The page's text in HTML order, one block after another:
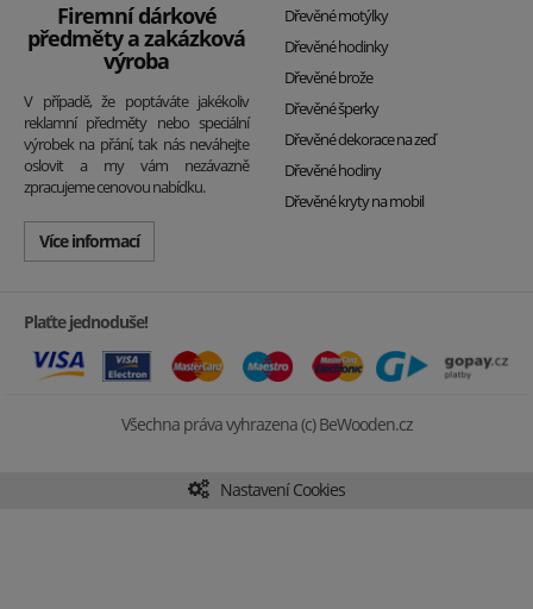
Firemní dárkové
předměty a zakázková
výroba
V případě, že poptáváte jakékoliv
reklamní předměty nebo speciální
výrobek na přání, tak nás neváhejte
oslovit a my vám nezávazně
zpracujeme cenovou nabídku.
Více informací
Dřevěné motýlky
Dřevěné hodinky
Dřevěné brože
Dřevěné šperky
Dřevěné dekorace na zeď
Dřevěné hodiny
Dřevěné kryty na mobil
Plaťte jednoduše!
Všechna práva vyhrazena (c) BeWooden.cz
Nastavení Cookies